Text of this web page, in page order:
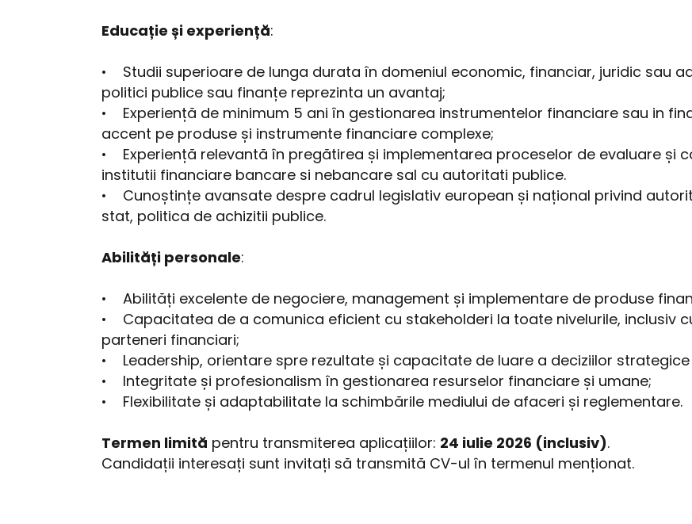
Educație și experiență:
• Studii superioare de lunga durata în domeniul economic, financiar, juridic sau
politici publice sau finanțe reprezinta un avantaj;
• Experiență de minimum 5 ani în gestionarea instrumentelor financiare sau in
accent pe produse și instrumente financiare complexe;
• Experiență relevantă în pregătirea și implementarea proceselor de evaluare și
institutii financiare bancare si nebancare sal cu autoritati publice.
• Cunoștințe avansate despre cadrul legislativ european și național privind
stat, politica de achizitii publice.
Abilități personale:
• Abilități excelente de negociere, management și implementare de produse
• Capacitatea de a comunica eficient cu stakeholderi la toate nivelurile, inclusiv
parteneri financiari;
• Leadership, orientare spre rezultate și capacitate de luare a deciziilor
• Integritate și profesionalism în gestionarea resurselor financiare și umane;
• Flexibilitate și adaptabilitate la schimbările mediului de afaceri și reglementare.
Termen limită pentru transmiterea aplicațiilor: 24 iulie 2026 (inclusiv).
Candidații interesați sunt invitați să transmită CV-ul în termenul menționat.